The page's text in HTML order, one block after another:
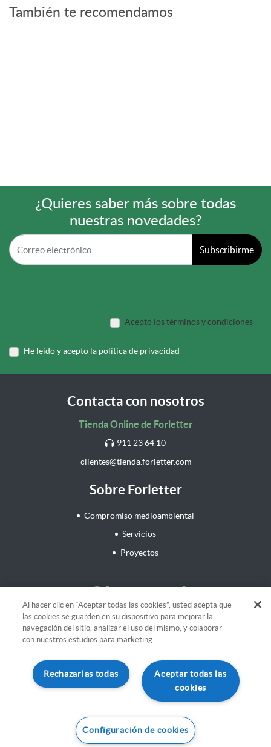
Total (Impuestos incluidos):28,40€
Iniciar pedido
También te recomendamos
¿Quieres saber más sobre todas
nuestras novedades?
Subscribirme
Acepto los términos y condiciones
He leído y acepto la política de privacidad
Contacta con nosotros
Tienda Online de Forletter
911 23 64 10
clientes@tienda.forletter.com
Sobre Forletter
Compromiso medioambiental
Servicios
Proyectos
¡Síguenos!
Aviso legal
Términos y Condiciones
Política de privacidad
Al hacer clic en “Aceptar todas las cookies”, usted acepta que
las cookies se guarden en su dispositivo para mejorar la
navegación del sitio, analizar el uso del mismo, y colaborar
con nuestros estudios para marketing.
Aceptar todas las
cookies
Rechazarlas todas
Configuración de cookies